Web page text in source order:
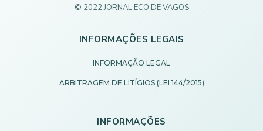
© 2022 JORNAL ECO DE VAGOS
INFORMAÇÕES LEGAIS
INFORMAÇÃO LEGAL
ARBITRAGEM DE LITÍGIOS (LEI 144/2015)
INFORMAÇÕES